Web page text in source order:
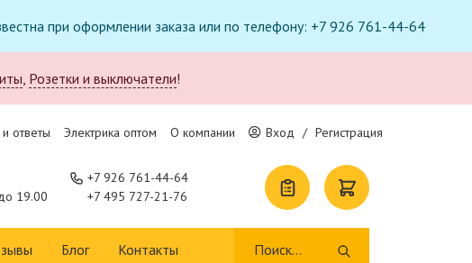
при оформлении заказа или по телефону: +7 926 761-44-64
, Розетки и выключатели!
ответы Электрика оптом О компании Вход / Регистрация
19.00
+7 926 761-44-64
+7 495 727-21-76
Блог Контакты